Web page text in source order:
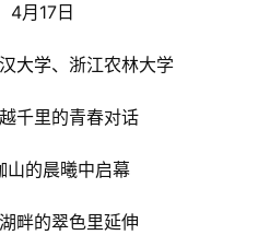
4月17日
大学、浙江农林大学
千里的青春对话
山的晨曦中启幕
畔的翠色里延伸